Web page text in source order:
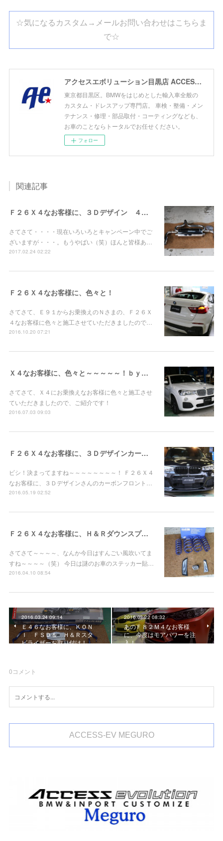
☆気になるカスタム→メールお問い合わせはこちらま
で☆
アクセスエボリューション目黒店 ACCESS EVOLUTION MEGURO
東京都目黒区。BMWをはじめとした輸入車全般の
カスタム・ドレスアップ専門店。 車検・整備・メン
テナンス・修理・部品取付・コーティングなども、
お車のことならトータルでお任せください。
フォロー
関連記事
Ｆ２６Ｘ４なお客様に、３Ｄデザイン ４テールマフラーお取り付け！
さてさて・・・・現在いろいろとキャンペーン中でご
ざいますが・・・。もうやばい（笑）ほんと皆様あ…
2017.02.24 02:22
Ｆ２６Ｘ４なお客様に、色々と！
さてさて、Ｅ９１からお乗換えのＮさまの、Ｆ２６Ｘ
４なお客様に色々と施工させていただきましたので…
2016.10.20 07:21
Ｘ４なお客様に、色々と～～～～～！ｂｙ目黒店
さてさて、Ｘ４にお乗換えなお客様に色々と施工させ
ていただきましたので、ご紹介です！
2016.07.03 09:03
Ｆ２６Ｘ４なお客様に、３Ｄデザインカーボンリップスポイラーお取り付け！ｂｙ目黒店
ビシ！決まってますね～～～～～～～～！ Ｆ２６Ｘ４
なお客様に、３Ｄデザインさんのカーボンフロント…
2016.05.19 02:52
Ｆ２６Ｘ４なお客様に、Ｈ＆Ｒダウンスプリングお取り付け！ｂｙ目黒店
さてさて～～～～、なんか今日はすんごい風吹いてま
すね～～～～（笑） 今日は謎のお車のステッカー貼…
2016.04.10 08:54
2016.03.24 09:14
Ｅ４６なお客様に、ＫＯＮ
Ｉ ＦＳＤ＆ Ｈ＆Ｒスタ
ビライザーお取り付け！…
2016.03.22 08:32
あのＦ８２Ｍ４なお客様
に、今度はモアパワーを注
入！
0コメント
ACCESS-EV MEGURO